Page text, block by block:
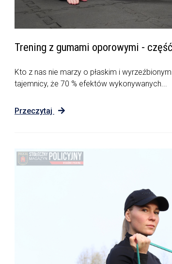
Trening z gumami oporowymi -
Kto z nas nie marzy o płaskim i
tajemnicy, że 70 % efektów wykonywanych...
Przeczytaj